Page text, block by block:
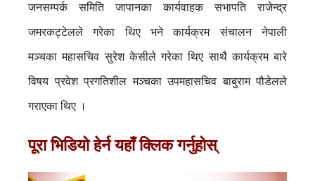
जनसम्पर्क समिति जापानका कार्यवाहक सभापति राजेन्द्र
जमरकट्टेलले गरेका थिए भने कार्यक्रम संचालन नेपाली
मञ्चका महासचिव सुरेश केसीले गरेका थिए साथै कार्यक्रम बारे
विषय प्रवेश प्रगतिशील मञ्चका उपमहासचिव बाबुराम पौडेलले
गराएका थिए ।
पूरा भिडियो हेर्न यहाँ क्लिक गर्नुहोस्